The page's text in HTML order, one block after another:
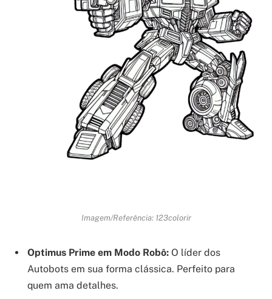
Imagem/Referência: 123colorir
Optimus Prime em Modo Robô: O líder dos
Autobots em sua forma clássica. Perfeito para
quem ama detalhes.